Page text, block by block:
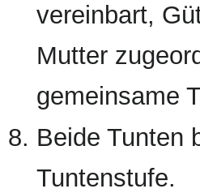
vereinbart,
Mutter
gemeinsame
Beide Tunten
Tuntenstufe.